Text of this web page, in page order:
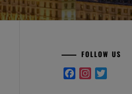
FOLLOW US
FacebookInstagram